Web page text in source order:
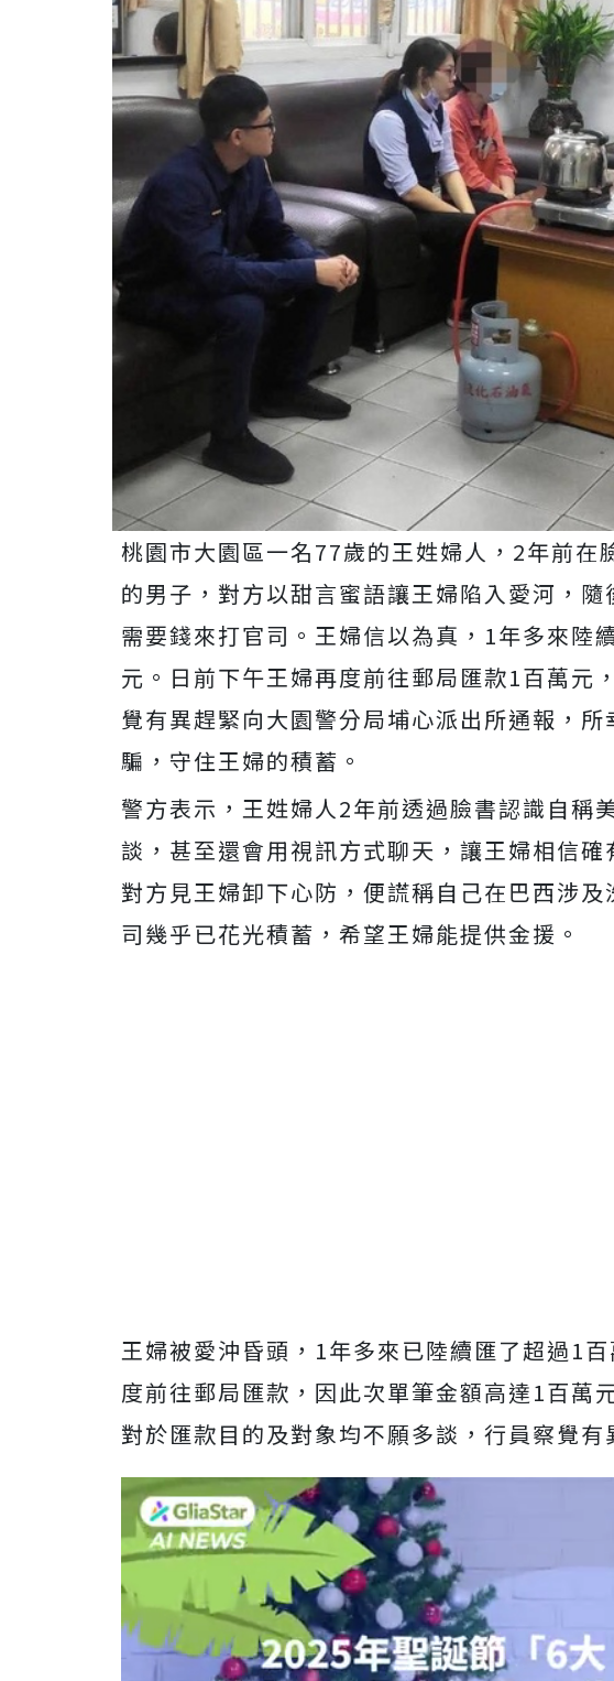
桃園市大園區一名77歲的王姓婦人，2年前在
的男子，對方以甜言蜜語讓王婦陷入愛河，隨
需要錢來打官司。王婦信以為真，1年多來陸
元。日前下午王婦再度前往郵局匯款1百萬元
覺有異趕緊向大園警分局埔心派出所通報，
騙，守住王婦的積蓄。
警方表示，王姓婦人2年前透過臉書認識自稱
談，甚至還會用視訊方式聊天，讓王婦相信確
對方見王婦卸下心防，便謊稱自己在巴西涉
司幾乎已花光積蓄，希望王婦能提供金援。
王婦被愛沖昏頭，1年多來已陸續匯了超過1
度前往郵局匯款，因此次單筆金額高達1百萬
對於匯款目的及對象均不願多談，行員察覺有